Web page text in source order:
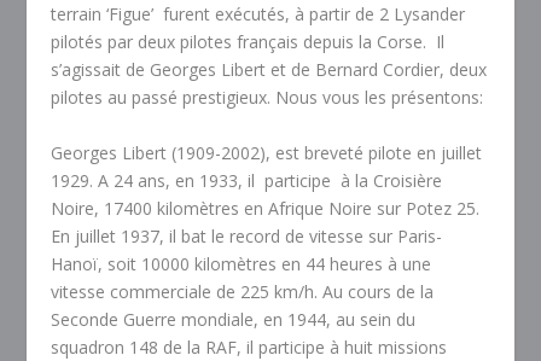
terrain ‘Figue’ furent exécutés, à partir de 2 Lysander
pilotés par deux pilotes français depuis la Corse. Il
s’agissait de Georges Libert et de Bernard Cordier, deux
pilotes au passé prestigieux. Nous vous les présentons:
Georges Libert (1909-2002), est breveté pilote en juillet
1929. A 24 ans, en 1933, il participe à la Croisière
Noire, 17400 kilomètres en Afrique Noire sur Potez 25.
En juillet 1937, il bat le record de vitesse sur Paris-
Hanoï, soit 10000 kilomètres en 44 heures à une
vitesse commerciale de 225 km/h. Au cours de la
Seconde Guerre mondiale, en 1944, au sein du
squadron 148 de la RAF, il participe à huit missions